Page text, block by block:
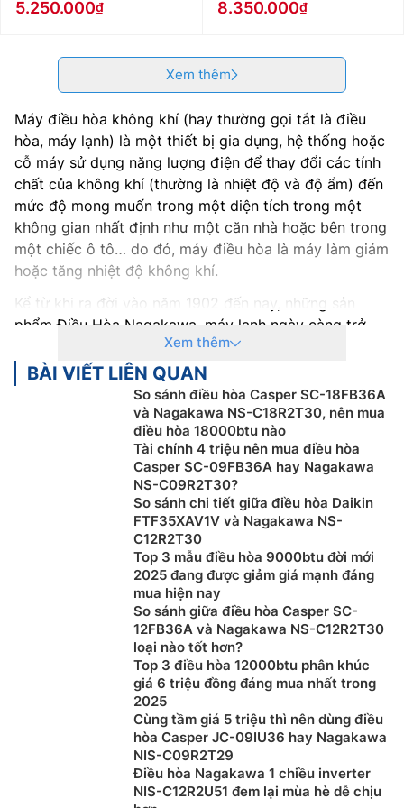
5.250.000 8.350.000
Xem thêm
Máy điều hòa không khí (hay thường gọi tắt là điều
hòa, máy lạnh) là một thiết bị gia dụng, hệ thống hoặc
cỗ máy sử dụng năng lượng điện để thay đổi các tính
chất của không khí (thường là nhiệt độ và độ ẩm) đến
mức độ mong muốn trong một diện tích trong một
không gian nhất định như một căn nhà hoặc bên trong
một chiếc ô tô… do đó, máy điều hòa là máy làm giảm
hoặc tăng nhiệt độ không khí.
Kể từ khi ra đời vào năm 1902 đến nay, những sản
phẩm Điều Hòa Nagakawa, máy lạnh ngày càng trở
nên nhỏ gọn, có hiệu suất hoạt động cao hơn, nhiều
tính năng, chế độ thông minh cũng như thân thiện với
môi trường hơn. Ngày nay, điều hòa, máy lạnh được sử
dụng trong nhiều lĩnh vực khác nhau, không chỉ trong
đời sống thường ngày mà còn trong sản xuất, y tế,
kiến trúc, xây dựng, thương mại, giải trí…
Hướng dẫn chọn điều hòa, máy lạnh phù
hợp với nhu cầu sử dụng
Xem thêm
BÀI VIẾT LIÊN QUAN
So sánh điều hòa Casper SC-18FB36A
và Nagakawa NS-C18R2T30, nên mua
điều hòa 18000btu nào
Tài chính 4 triệu nên mua điều hòa
Casper SC-09FB36A hay Nagakawa
NS-C09R2T30?
So sánh chi tiết giữa điều hòa Daikin
FTF35XAV1V và Nagakawa NS-
C12R2T30
Top 3 mẫu điều hòa 9000btu đời mới
2025 đang được giảm giá mạnh đáng
mua hiện nay
So sánh giữa điều hòa Casper SC-
12FB36A và Nagakawa NS-C12R2T30
loại nào tốt hơn?
Top 3 điều hòa 12000btu phân khúc
giá 6 triệu đồng đáng mua nhất trong
2025
Cùng tầm giá 5 triệu thì nên dùng điều
hòa Casper JC-09IU36 hay Nagakawa
NIS-C09R2T29
Điều hòa Nagakawa 1 chiều inverter
NIS-C12R2U51 đem lại mùa hè dễ chịu